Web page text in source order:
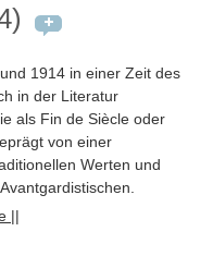
1914 in einer Zeit des
in der Literatur
als Fin de Siècle oder
von einer
Werten und
||